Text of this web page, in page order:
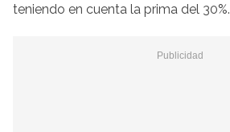
teniendo en cuenta la prima del 30%.